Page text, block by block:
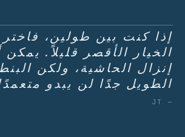
إذا كنت بين طولين، فاختر
الخيار الأقصر قليلاً. يمكن
إنزال الحاشية، ولكن
الطويل جدًا لن يبدو
— JT